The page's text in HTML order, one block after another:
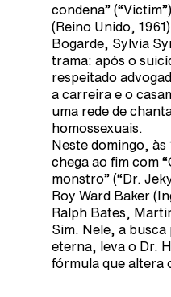
condena”
(Reino Unido,
Bogarde, Sylvia
trama: após o
respeitado
a carreira e o
uma rede de
homossexuais.
Neste domingo,
chega ao fim com
monstro” (“Dr.
Roy Ward Baker
Ralph Bates,
Sim. Nele, a busca
eterna, leva o Dr.
fórmula que altera